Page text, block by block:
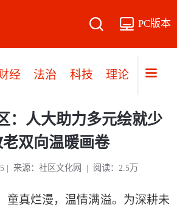
PC版本
经 法治 科技 理论 党建
：人大助力多元绘就少
老双向温暖画卷
| 来源：社区文化网 | 阅读：2.5万
童真烂漫，温情满溢。为深耕未